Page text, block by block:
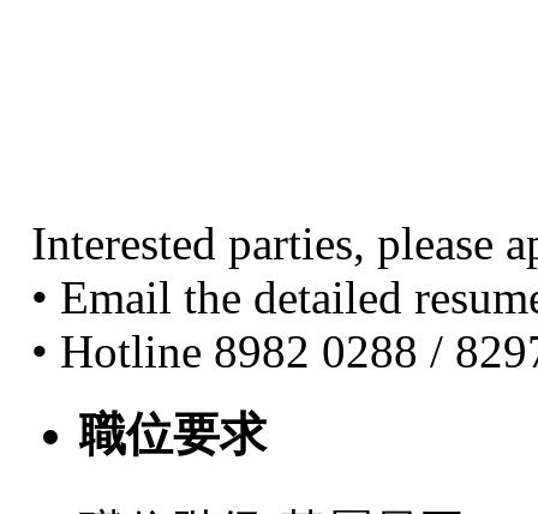
Interested parties, please
• Email the detailed
• Hotline 8982 0288 /
職位要求